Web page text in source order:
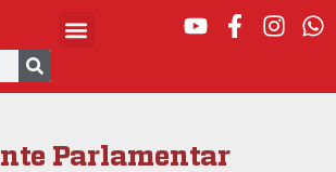
Parlamentar